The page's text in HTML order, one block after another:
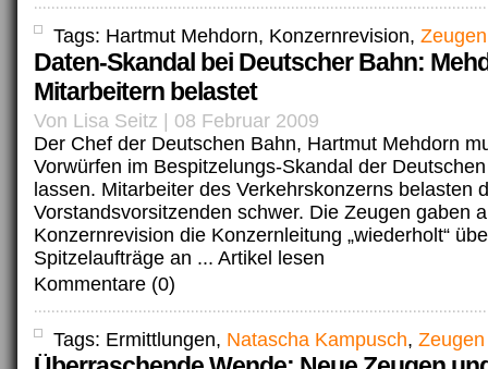
Tags: Hartmut Mehdorn, Konzernrevision, Zeugen
Daten-Skandal bei Deutscher Bahn:
Mitarbeitern belastet
Von Lisa Seitz | 08 Februar 2009
Der Chef der Deutschen Bahn, Hartmut Mehdorn
Vorwürfen im Bespitzelungs-Skandal der
lassen. Mitarbeiter des Verkehrskonzerns belasten
Vorstandsvorsitzenden schwer. Die Zeugen gaben
Konzernrevision die Konzernleitung „wiederholt“
Spitzelaufträge an ... Artikel lesen
Kommentare (0)
Tags: Ermittlungen, Natascha Kampusch, Zeugen